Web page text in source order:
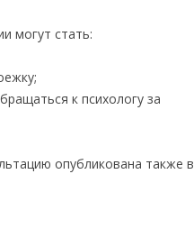
могут стать:
к психологу за
опубликована также